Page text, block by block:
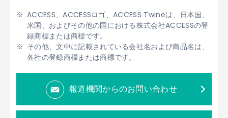
ACCESS、ACCESSロゴ、ACCESS Twineは、日本国、
米国、およびその他の国における株式会社ACCESSの登
録商標または商標です。
その他、文中に記載されている会社名および商品名は、
各社の登録商標または商標です。
報道機関からのお問い合わせ